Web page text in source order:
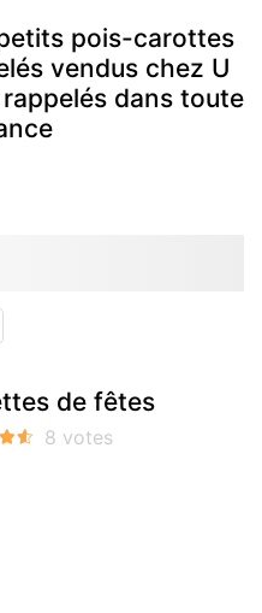
pois-carottes
vendus chez U
dans toute
de fêtes